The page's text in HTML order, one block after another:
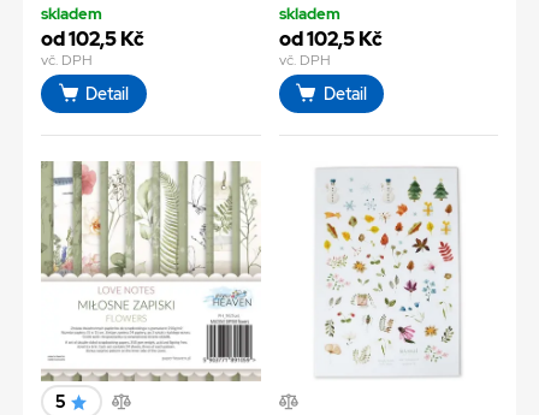
skladem
od 102,5 Kč
vč. DPH
Detail
skladem
od 102,5 Kč
vč. DPH
Detail
5